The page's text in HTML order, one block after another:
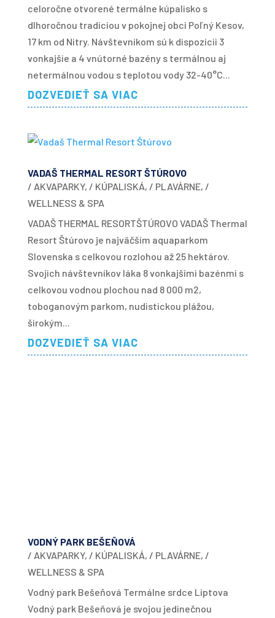
celoročne otvorené termálne kúpalisko s
dlhoročnou tradíciou v pokojnej obci Poľný Kesov,
17 km od Nitry. Návštevníkom sú k dispozícii 3
vonkajšie a 4 vnútorné bazény s termálnou aj
netermálnou vodou s teplotou vody 32-40°C...
DOZVEDIEŤ SA VIAC
VADAŠ THERMAL RESORT ŠTÚROVO
/ AKVAPARKY, / KÚPALISKÁ, / PLAVÁRNE, /
WELLNESS & SPA
VADAŠ THERMAL RESORTŠTÚROVO VADAŠ Thermal
Resort Štúrovo je najväčším aquaparkom
Slovenska s celkovou rozlohou až 25 hektárov.
Svojich návštevníkov láka 8 vonkajšími bazénmi s
celkovou vodnou plochou nad 8 000 m2,
toboganovým parkom, nudistickou plážou,
širokým...
DOZVEDIEŤ SA VIAC
VODNÝ PARK BEŠEŇOVÁ
/ AKVAPARKY, / KÚPALISKÁ, / PLAVÁRNE, /
WELLNESS & SPA
Vodný park Bešeňová Termálne srdce Liptova
Vodný park Bešeňová je svojou jedinečnou